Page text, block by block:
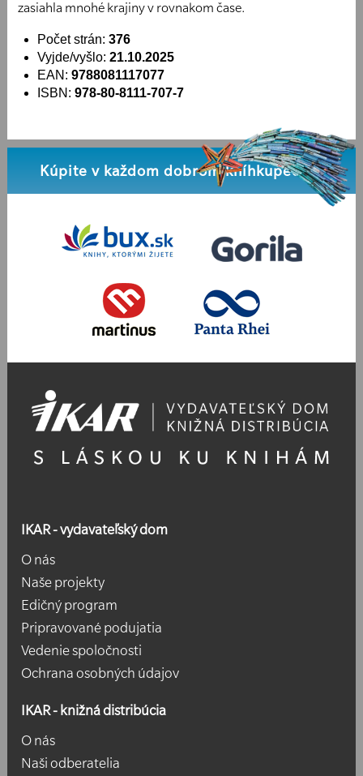
zasiahla mnohé krajiny v rovnakom čase.
Počet strán: 376
Vyjde/vyšlo: 21.10.2025
EAN: 9788081117077
ISBN: 978-80-8111-707-7
Kúpite v každom dobrom kníhkupectve
IKAR - vydavateľský dom
O nás
Naše projekty
Edičný program
Pripravované podujatia
Vedenie spoločnosti
Ochrana osobných údajov
IKAR - knižná distribúcia
O nás
Naši odberatelia